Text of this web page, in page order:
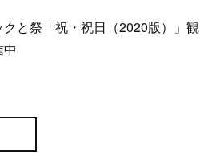
と祭「祝・祝日（2020版）」観